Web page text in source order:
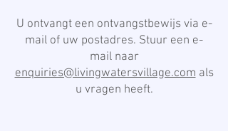
U ontvangt een ontvangstbewijs via e-
mail of uw postadres. Stuur een e-
mail naar
enquiries@livingwatersvillage.comals
u vragen heeft.